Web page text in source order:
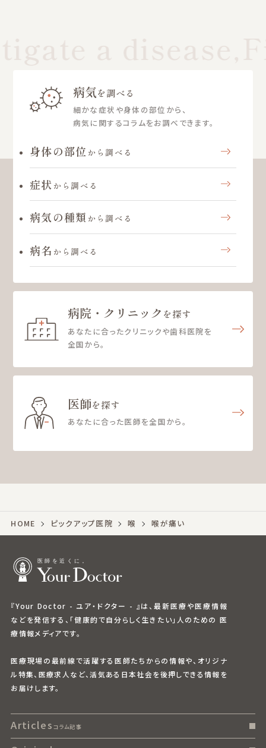
病気を調べる
細かな症状や身体の部位から、
病気に関するコラムをお調べできます。
身体の部位 から調べる
症状 から調べる
病気の種類 から調べる
病名 から調べる
病院・クリニック を探す
あなたに合ったクリニックや歯科医院を
全国から。
医師を探す
あなたに合った医師を全国から。
HOME ピックアップ医院 喉 喉が痛い
『Your Doctor - ユア・ドクター - 』は、最新医療や医療情報
などを発信する、「健康的で自分らしく生きたい」人のための 医
療情報メディアです。
医療現場の最前線で活躍する医師たちからの情報や、オリジナ
ル特集、医療求人など、活気ある日本社会を後押しできる情報を
お届けします。
Articles コラム記事